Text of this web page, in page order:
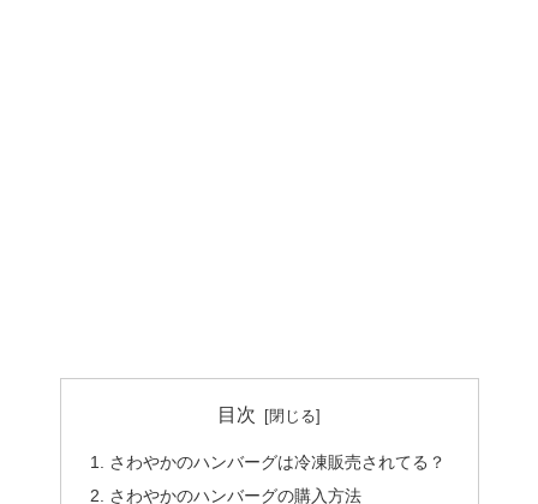
目次
さわやかのハンバーグは冷凍販売されてる？
さわやかのハンバーグの購入方法